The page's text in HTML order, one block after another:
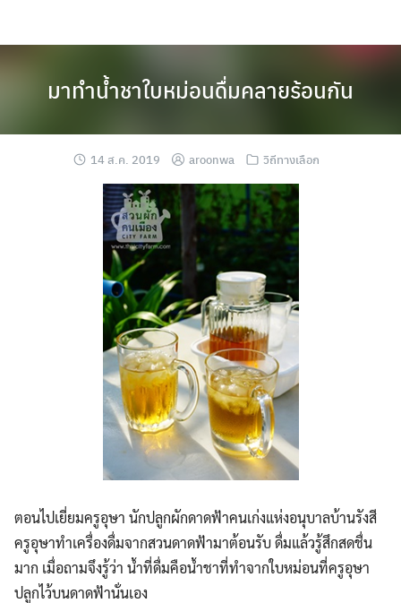
มาทำน้ำชาใบหม่อนดื่มคลายร้อนกัน
14 ส.ค. 2019 aroonwa วิถีทางเลือก
ตอนไปเยี่ยมครูอุษา นักปลูกผักดาดฟ้าคนเก่งแห่งอนุบาลบ้านรังสี
ครูอุษาทำเครื่องดื่มจากสวนดาดฟ้ามาต้อนรับ ดื่มแล้วรู้สึกสดชื่น
มาก เมื่อถามจึงรู้ว่า น้ำที่ดื่มคือน้ำชาที่ทำจากใบหม่อนที่ครูอุษา
ปลูกไว้บนดาดฟ้านั่นเอง